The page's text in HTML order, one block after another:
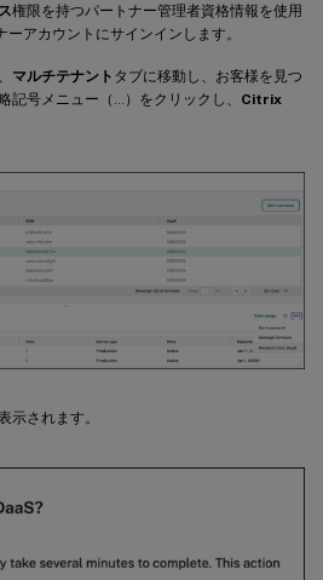
権限を持つパートナー管理者資格情報を使用
アカウントにサインインします。
マルチテナント タブに移動し、お客様を見つ
記号メニュー（…）をクリックし、 Citrix
示されます。